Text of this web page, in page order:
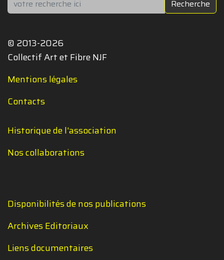
Recherche
© 2013-2026
Collectif Art et Fibre NJF
Mentions légales
Contacts
Historique de l'association
Nos collaborations
Disponibilités de nos publications
Archives Editoriaux
Liens documentaires